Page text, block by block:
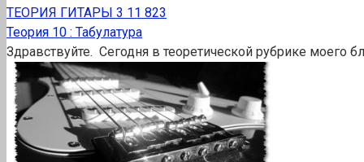
ТЕОРИЯ ГИТАРЫ 3 11 823
Теория 10 : Табулатура
Здравствуйте. Сегодня в теоретической рубрике моего